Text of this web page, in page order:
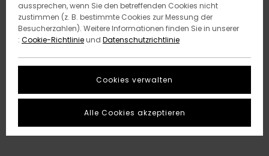
aussprechen, wenn Sie den betreffenden Cookies nicht
zustimmen (z. B. bestimmte Cookies zur Messung der
Besucherzahlen). Weitere Informationen finden Sie in unserer
: Cookie-Richtlinieund Datenschutzrichtlinie
Cookies verwalten
Alle Cookies akzeptieren